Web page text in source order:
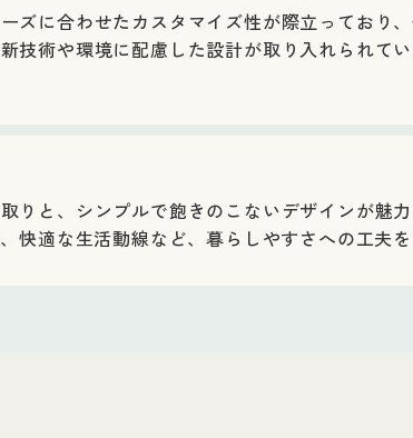
ズに合わせたカスタマイズ性が際立っており
技術や環境に配慮した設計が取り入れられて
りと、シンプルで飽きのこないデザインが魅力
快適な生活動線など、暮らしやすさへの工夫を